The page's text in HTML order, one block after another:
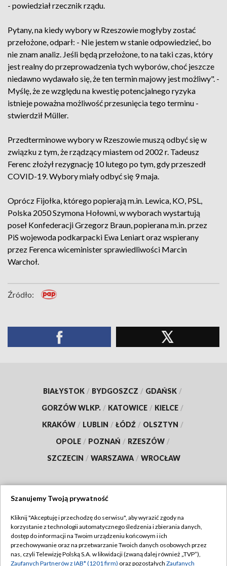
- powiedział rzecznik rządu.
Pytany, na kiedy wybory w Rzeszowie mogłyby zostać
przełożone, odparł: - Nie jestem w stanie odpowiedzieć, bo
nie znam analiz. Jeśli będą przełożone, to na taki czas, który
jest realny do przeprowadzenia tych wyborów, choć jeszcze
niedawno wydawało się, że ten termin majowy jest możliwy". -
Myślę, że ze względu na kwestię potencjalnego ryzyka
istnieje poważna możliwość przesunięcia tego terminu -
stwierdził Müller.
Przedterminowe wybory w Rzeszowie muszą odbyć się w
związku z tym, że rządzący miastem od 2002 r. Tadeusz
Ferenc złożył rezygnację 10 lutego po tym, gdy przeszedł
COVID-19. Wybory miały odbyć się 9 maja.
Oprócz Fijołka, którego popierają m.in. Lewica, KO, PSL,
Polska 2050 Szymona Hołowni, w wyborach wystartują
poseł Konfederacji Grzegorz Braun, popierana m.in. przez
PiS wojewoda podkarpacki Ewa Leniart oraz wspierany
przez Ferenca wiceminister sprawiedliwości Marcin
Warchoł.
Źródło:
BIAŁYSTOK / BYDGOSZCZ / GDAŃSK /
GORZÓW WLKP. / KATOWICE / KIELCE /
KRAKÓW / LUBLIN / ŁÓDŹ / OLSZTYN /
OPOLE / POZNAŃ / RZESZÓW /
SZCZECIN / WARSZAWA / WROCŁAW
TVP
Abonament TVP
Emisja w TVP
Regulamin TVP
Szanujemy Twoją prywatność
Kliknij "Akceptuję i przechodzę do serwisu", aby wyrazić zgody na
korzystanie z technologii automatycznego śledzenia i zbierania danych,
dostęp do informacji na Twoim urządzeniu końcowym i ich
przechowywanie oraz na przetwarzanie Twoich danych osobowych przez
nas, czyli Telewizję Polską S.A. w likwidacji (zwaną dalej również „TVP”),
Zaufanych Partnerów z IAB* (1201 firm) oraz pozostałych Zaufanych